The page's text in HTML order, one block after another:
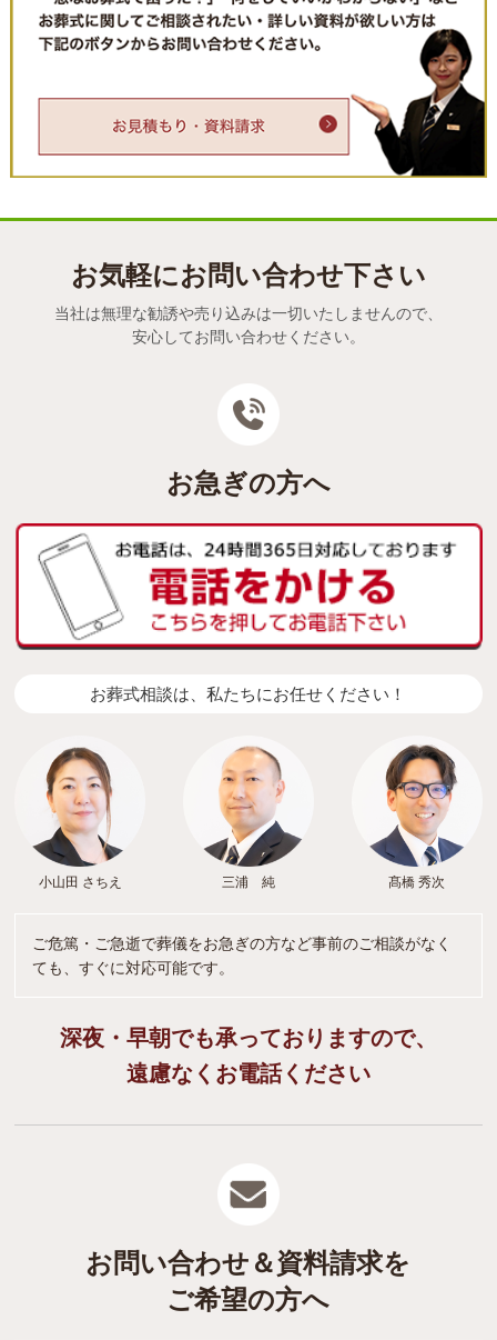
お気軽にお問い合わせ下さい
当社は無理な勧誘や売り込みは一切いたしませんので、
安心してお問い合わせください。
お急ぎの方へ
お葬式相談は、私たちにお任せください！
小山田 さちえ 三浦 純 髙橋 秀次
ご危篤・ご急逝で葬儀をお急ぎの方など事前のご相談がなく
ても、すぐに対応可能です。
深夜・早朝でも承っておりますので、
遠慮なくお電話ください
お問い合わせ＆資料請求を
ご希望の方へ